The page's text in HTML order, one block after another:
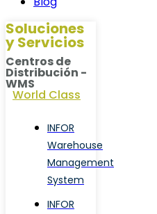
Soluciones
y Servicios
Centros de
Distribución -
WMS
World Class
INFOR
Warehouse
Management
System
INFOR